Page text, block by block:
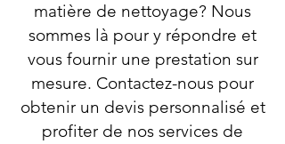
matière de nettoyage? Nous
sommes là pour y répondre et
vous fournir une prestation sur
mesure. Contactez-nous pour
obtenir un devis personnalisé et
profiter de nos services de